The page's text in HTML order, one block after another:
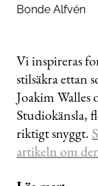
Bonde Alfvén
Vi inspireras
stilsäkra ettan
Joakim Walles
Studiokänsla,
riktigt snyggt.
artikeln om